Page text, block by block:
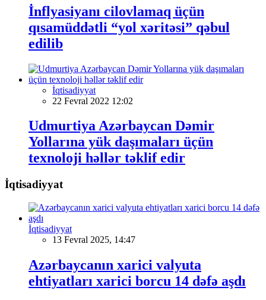
İnflyasiyanı cilovlamaq üçün
qısamüddətli “yol xəritəsi” qəbul
edilib
İqtisadiyyat
22 Fevral 2022 12:02
Udmurtiya Azərbaycan Dəmir
Yollarına yük daşımaları üçün
texnoloji həllər təklif edir
İqtisadiyyat
İqtisadiyyat
13 Fevral 2025, 14:47
Azərbaycanın xarici valyuta
ehtiyatları xarici borcu 14 dəfə aşdı